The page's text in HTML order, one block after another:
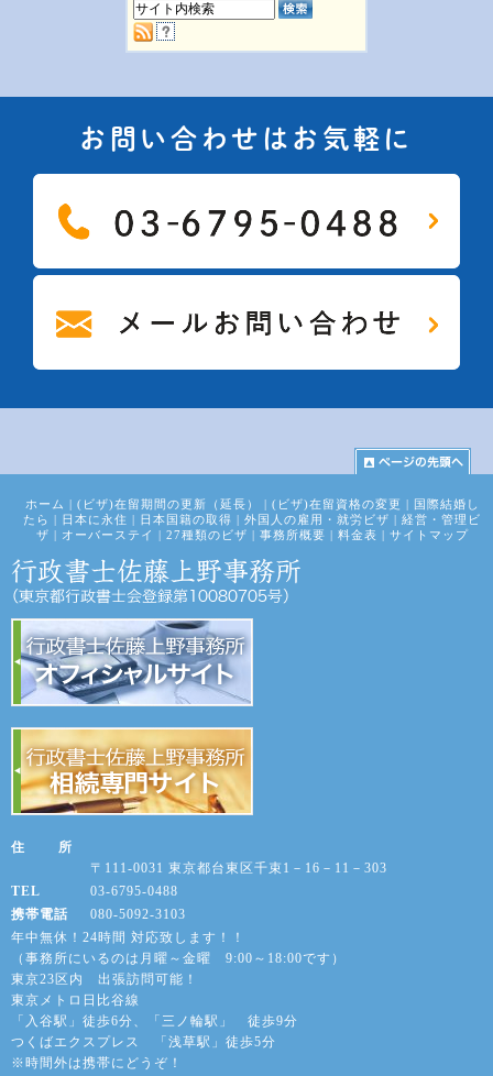
お問い合わせはお気軽に
ホーム | (ビザ)在留期間の更新（延長） | (ビザ)在留資格の変更 | 国際結婚し
たら | 日本に永住 | 日本国籍の取得 | 外国人の雇用・就労ビザ | 経営・管理ビ
ザ | オーバーステイ | 27種類のビザ | 事務所概要 | 料金表 | サイトマップ
住 所
〒111-0031 東京都台東区千束1－16－11－303
TEL
03-6795-0488
携帯電話
080-5092-3103
年中無休！24時間 対応致します！！
（事務所にいるのは月曜～金曜 9:00～18:00です）
東京23区内 出張訪問可能！
東京メトロ日比谷線
「入谷駅」徒歩6分、「三ノ輪駅」 徒歩9分
つくばエクスプレス 「浅草駅」徒歩5分
※時間外は携帯にどうぞ！